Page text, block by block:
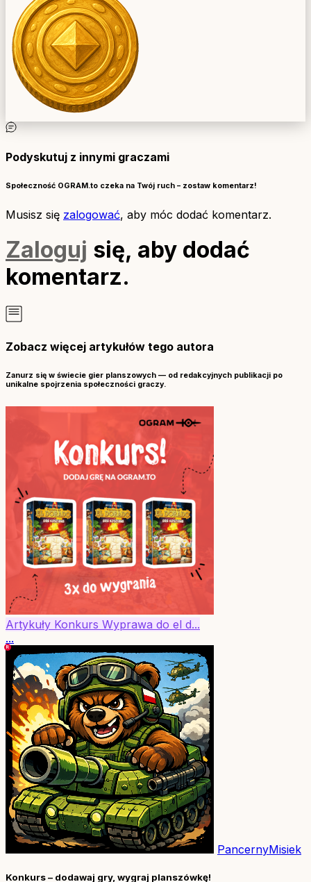
Podyskutuj z innymi graczami
Społeczność OGRAM.to czeka na Twój ruch – zostaw komentarz!
Musisz się zalogować, aby móc dodać komentarz.
Zaloguj się, aby dodać
komentarz.
Zobacz więcej artykułów tego autora
Zanurz się w świecie gier planszowych — od redakcyjnych publikacji po
unikalne spojrzenia społeczności graczy.
Artykuły Konkurs Wyprawa do el d...
...
PancernyMisiek
Konkurs – dodawaj gry, wygraj planszówkę!